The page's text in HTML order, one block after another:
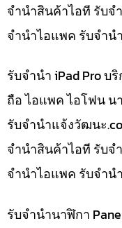
จำนำสินค้าไอที รับ
จำนำไอแพค รับจำน
รับจำนำ iPad Pro บ
ถือ ไอแพค ไอโฟน น
รับจํานําแจ้งวัฒนะ
จำนำสินค้าไอที รับ
จำนำไอแพค รับจำน
รับจำนำนาฬิกา